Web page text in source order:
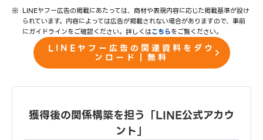
LINEヤフー広告の掲載にあたっては、商材や表現内容に応じた掲載基準が設け
られています。内容によっては広告が掲載されない場合がありますので、事前
にガイドラインをご確認ください。詳しくはこちらをご覧ください。
LINEヤフー広告の関連資料をダウ
ンロード｜無料
獲得後の関係構築を担う「LINE公式アカウ
ント」